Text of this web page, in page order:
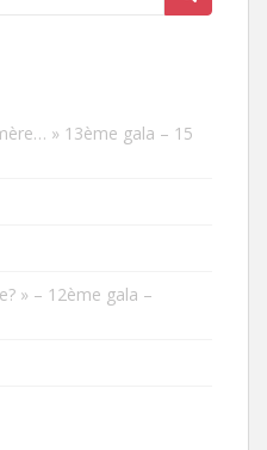
» 13ème gala – 15
» – 12ème gala –